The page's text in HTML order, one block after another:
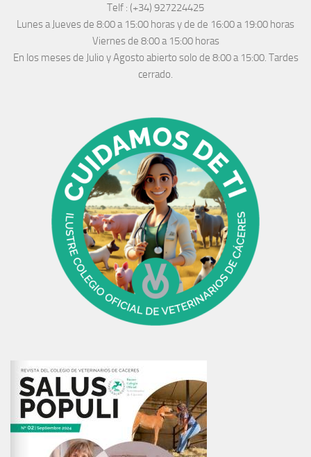
Telf : (+34) 927224425
Lunes a Jueves de 8:00 a 15:00 horas y de de 16:00 a 19:00 horas
Viernes de 8:00 a 15:00 horas
En los meses de Julio y Agosto abierto solo de 8:00 a 15:00. Tardes
cerrado.